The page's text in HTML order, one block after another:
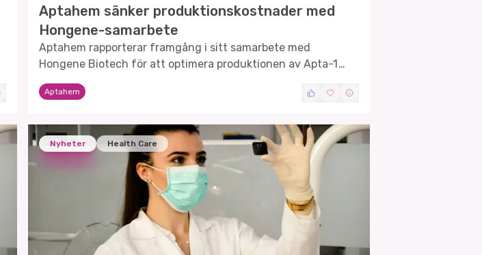
Aptahem sänker produktionskostnader med
Hongene-samarbete
Aptahem rapporterar framgång i sitt samarbete med
Hongene Biotech för att optimera produktionen av Apta-1
och minska kostnader.
Aptahem
Nyheter Health Care